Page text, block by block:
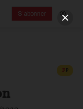
S'abonner
FP